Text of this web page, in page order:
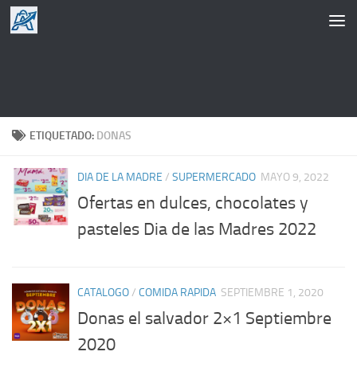
Saltar al contenido
ETIQUETADO: DONAS
DIA DE LA MADRE / SUPERMERCADO MAYO 9, 2022
Ofertas en dulces, chocolates y
pasteles Dia de las Madres 2022
CATALOGO/ COMIDA RAPIDA SEPTIEMBRE 1, 2020
Donas el salvador 2×1 Septiembre
2020